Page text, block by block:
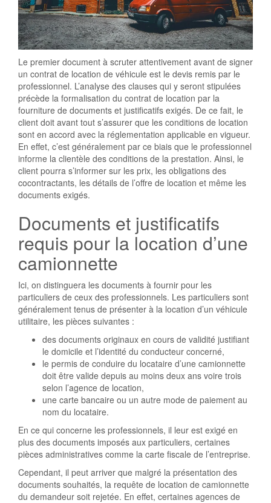
Le premier document à scruter attentivement avant de signer
un contrat de location de véhicule est le devis remis par le
professionnel. L’analyse des clauses qui y seront stipulées
précède la formalisation du contrat de location par la
fourniture de documents et justificatifs exigés. De ce fait, le
client doit avant tout s’assurer que les conditions de location
sont en accord avec la réglementation applicable en vigueur.
En effet, c’est généralement par ce biais que le professionnel
informe la clientèle des conditions de la prestation. Ainsi, le
client pourra s’informer sur les prix, les obligations des
cocontractants, les détails de l’offre de location et même les
documents exigés.
Documents et justificatifs
requis pour la location d’une
camionnette
Ici, on distinguera les documents à fournir pour les
particuliers de ceux des professionnels. Les particuliers sont
généralement tenus de présenter à la location d’un véhicule
utilitaire, les pièces suivantes :
des documents originaux en cours de validité justifiant
le domicile et l’identité du conducteur concerné,
le permis de conduire du locataire d’une camionnette
doit être valide depuis au moins deux ans voire trois
selon l’agence de location,
une carte bancaire ou un autre mode de paiement au
nom du locataire.
En ce qui concerne les professionnels, il leur est exigé en
plus des documents imposés aux particuliers, certaines
pièces administratives comme la carte fiscale de l’entreprise.
Cependant, il peut arriver que malgré la présentation des
documents souhaités, la requête de location de camionnette
du demandeur soit rejetée. En effet, certaines agences de